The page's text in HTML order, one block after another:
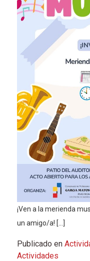
¡Ven a la merienda
un amigo/a! […]
Publicado en
Actividades